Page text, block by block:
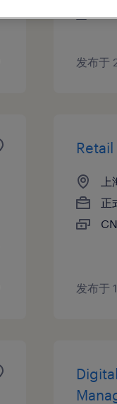
发布于
正
发布于